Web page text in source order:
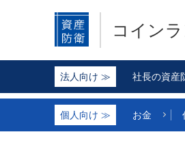
コイン
社長の資産
お金